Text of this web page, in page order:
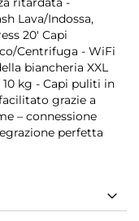
Lava/Indossa,
20' Capi
Centrifuga - WiFi
biancheria XXL
kg - Capi puliti in
grazie a
– connessione
perfetta